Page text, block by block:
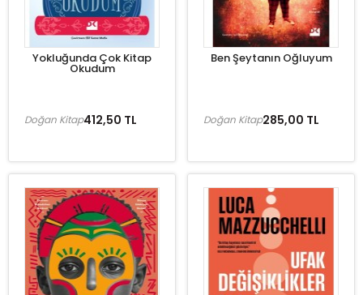
Yokluğunda Çok Kitap
Okudum
412,50 TL
Doğan Kitap
Ben Şeytanın Oğluyum
285,00 TL
Doğan Kitap